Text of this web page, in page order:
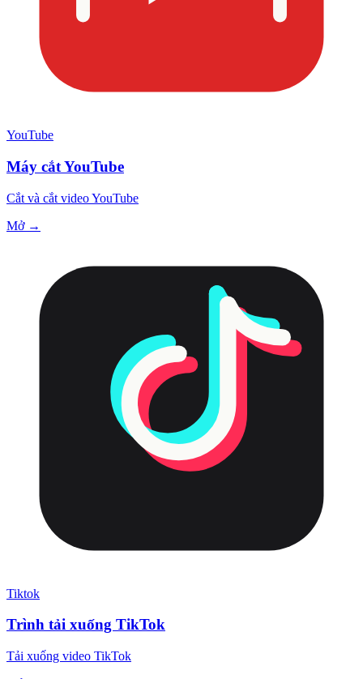
YouTube
Máy cắt YouTube
Cắt và cắt video YouTube
Mở →
Tiktok
Trình tải xuống TikTok
Tải xuống video TikTok